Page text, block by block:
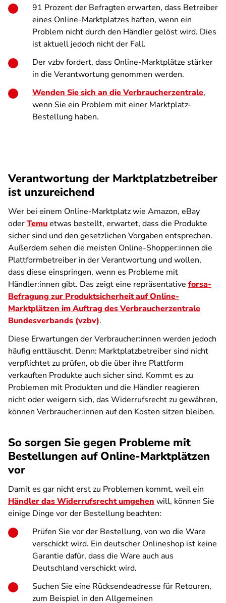
91 Prozent der Befragten erwarten, dass Betreiber
eines Online-Marktplatzes haften, wenn ein
Problem nicht durch den Händler gelöst wird. Dies
ist aktuell jedoch nicht der Fall.
Der vzbv fordert, dass Online-Marktplätze stärker
in die Verantwortung genommen werden.
Wenden Sie sich an die Verbraucherzentrale,
wenn Sie ein Problem mit einer Marktplatz-
Bestellung haben.
Verantwortung der Marktplatzbetreiber
ist unzureichend
Wer bei einem Online-Marktplatz wie Amazon, eBay
oderTemuetwas bestellt, erwartet, dass die Produkte
sicher sind und den gesetzlichen Vorgaben entsprechen.
Außerdem sehen die meisten Online-Shopper:innen die
Plattformbetreiber in der Verantwortung und wollen,
dass diese einspringen, wenn es Probleme mit
Händler:innen gibt. Das zeigt eine repräsentative forsa-
Befragung zur Produktsicherheit auf Online-
Marktplätzen im Auftrag des Verbraucherzentrale
Bundesverbands (vzbv).
Diese Erwartungen der Verbraucher:innen werden jedoch
häufig enttäuscht. Denn: Marktplatzbetreiber sind nicht
verpflichtet zu prüfen, ob die über ihre Plattform
verkauften Produkte auch sicher sind. Kommt es zu
Problemen mit Produkten und die Händler reagieren
nicht oder weigern sich, das Widerrufsrecht zu gewähren,
können Verbraucher:innen auf den Kosten sitzen bleiben.
So sorgen Sie gegen Probleme mit
Bestellungen auf Online-Marktplätzen
vor
Damit es gar nicht erst zu Problemen kommt, weil ein
Händler das Widerrufsrecht umgehen will, können Sie
einige Dinge vor der Bestellung beachten:
Prüfen Sie vor der Bestellung, von wo die Ware
verschickt wird. Ein deutscher Onlineshop ist keine
Garantie dafür, dass die Ware auch aus
Deutschland verschickt wird.
Suchen Sie eine Rücksendeadresse für Retouren,
zum Beispiel in den Allgemeinen